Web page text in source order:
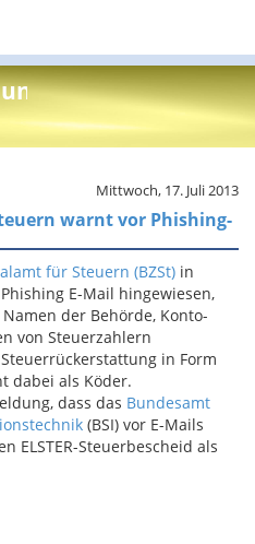
Info
Mittwoch, 17. Juli 2013
warnt vor Phishing-
für Steuern (BZSt) in
E-Mail hingewiesen,
der Behörde, Konto-
von Steuerzahlern
in Form
dabei als Köder.
dass das Bundesamt
(BSI) vor E-Mails
ELSTER-Steuerbescheid als